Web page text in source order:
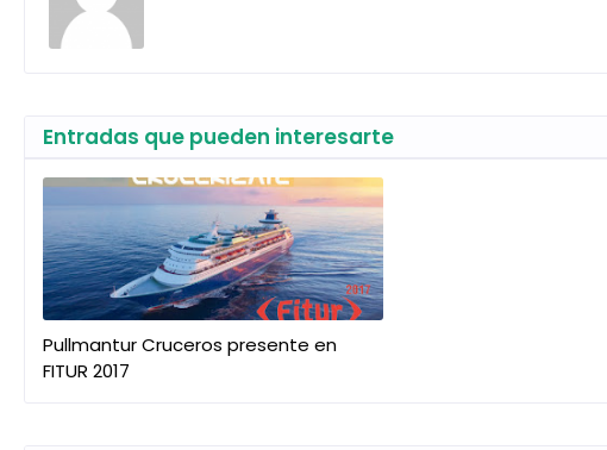
Entradas que pueden interesarte
Pullmantur Cruceros presente en
FITUR 2017